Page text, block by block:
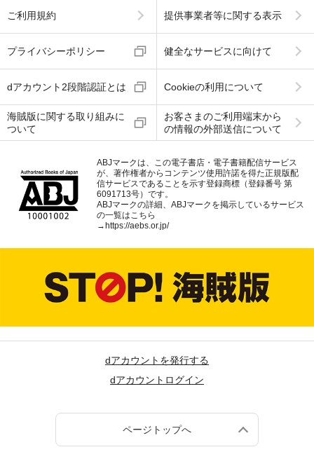
ご利用規約 提供事業者等に関する表示
プライバシーポリシー 健全なサービスに向けて
dアカウント2段階認証とは Cookieの利用について
海賊版に関する取り組みに
ついて
お客さまのご利用端末から
の情報の外部送信について
ABJマークは、この電子書店・電子書籍配信サービス
が、著作権者からコンテンツ使用許諾を得た正規版配
信サービスであることを示す登録商標（登録番号 第
6091713号）です。
ABJマークの詳細、ABJマークを掲示しているサービス
の一覧はこちら
→ https://aebs.or.jp/
dアカウントを発行する
dアカウントログイン
ページトップへ